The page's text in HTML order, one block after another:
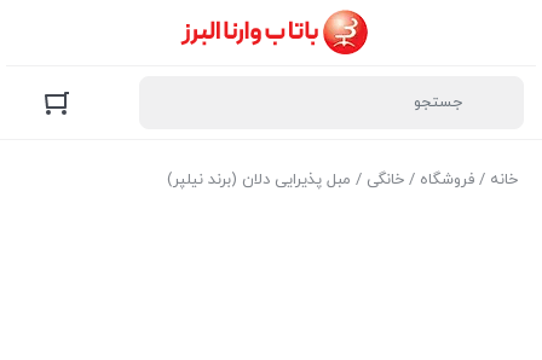
خانه / فروشگاه / خانگی / مبل پذیرایی دلان (برند نیلپر)